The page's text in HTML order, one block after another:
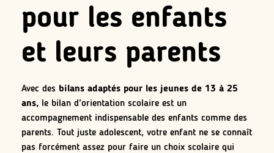
pour les enfants
et leurs parents
Avec des bilans adaptés pour les jeunes de 13 à 25
ans, le bilan d’orientation scolaire est un
accompagnement indispensable des enfants comme des
parents. Tout juste adolescent, votre enfant ne se connaît
pas forcément assez pour faire un choix scolaire qui